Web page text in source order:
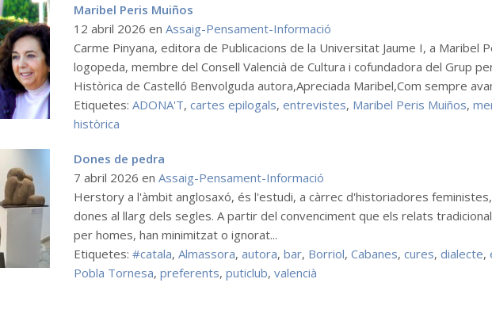
Maribel Peris Muiños
12 abril 2026 en Assaig-Pensament-Informació
Carme Pinyana, editora de Publicacions de la Universitat Jaume I, a Maribel
logopeda, membre del Consell Valencià de Cultura i cofundadora del Grup
Històrica de Castelló Benvolguda autora,Apreciada Maribel,Com sempre
Etiquetes: ADONA'T, cartes epilogals, entrevistes, Maribel Peris Muiños,
històrica
Dones de pedra
7 abril 2026 en Assaig-Pensament-Informació
Herstory a l'àmbit anglosaxó, és l'estudi, a càrrec d'historiadores
dones al llarg dels segles. A partir del convenciment que els relats
per homes, han minimitzat o ignorat...
Etiquetes: #catala, Almassora, autora, bar, Borriol, Cabanes, cures, dialecte,
Pobla Tornesa, preferents, puticlub, valencià